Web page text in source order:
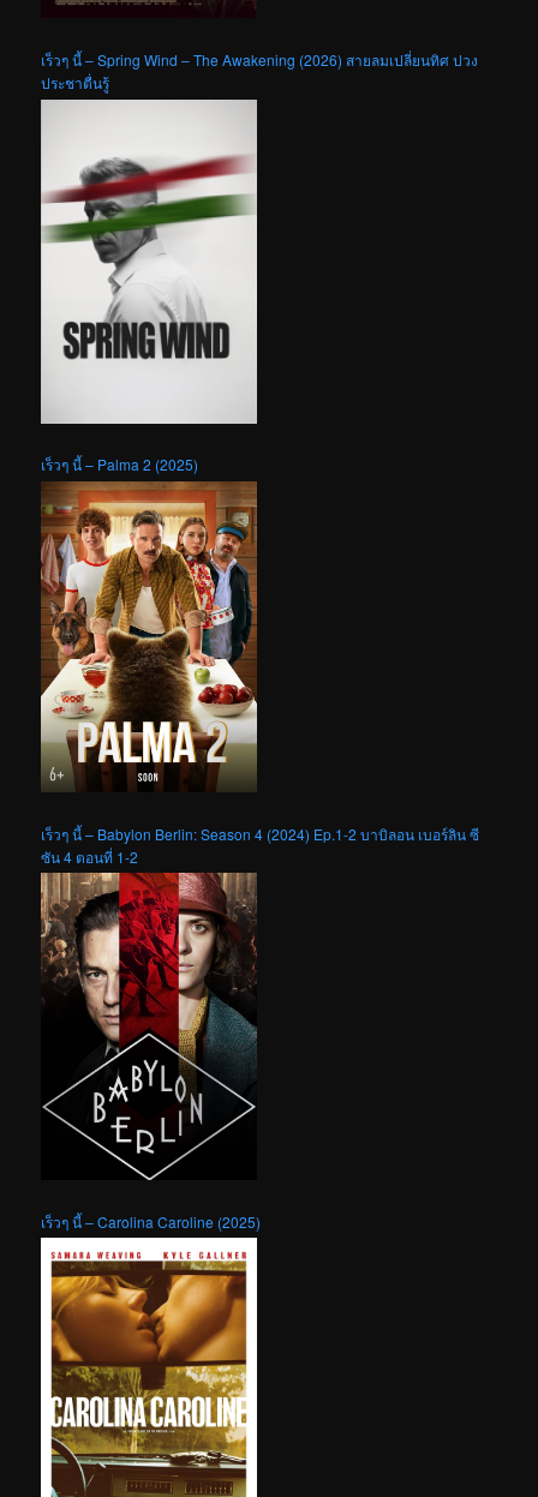
เร็วๆ นี้ – Spring Wind – The Awakening (2026) สายลมเปลี่ยนทิศ ปวง
ประชาตื่นรู้
เร็วๆ นี้ – Palma 2 (2025)
เร็วๆ นี้ – Babylon Berlin: Season 4 (2024) Ep.1-2 บาบิลอน เบอร์ลิน ซี
ซัน 4 ตอนที่ 1-2
เร็วๆ นี้ – Carolina Caroline (2025)